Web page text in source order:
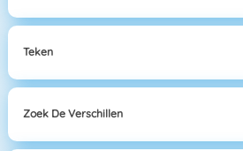
Teken
Zoek De Verschillen